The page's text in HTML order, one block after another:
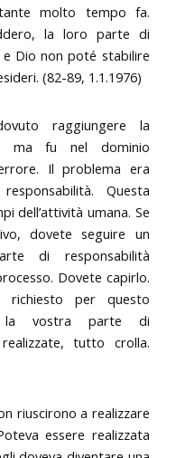
molto tempo fa.
la loro parte di
Dio non poté stabilire
(82-89, 1.1.1976)
raggiungere la
ma fu nel dominio
Il problema era
Questa
dell’attività umana. Se
dovete seguire un
di responsabilità
Dovete capirlo.
per questo
la vostra parte di
tutto crolla.
riuscirono a realizzare
essere realizzata